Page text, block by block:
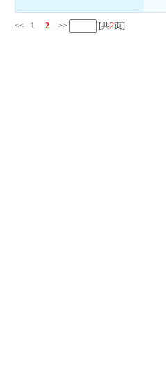
<< 1 2 >> [共2页]